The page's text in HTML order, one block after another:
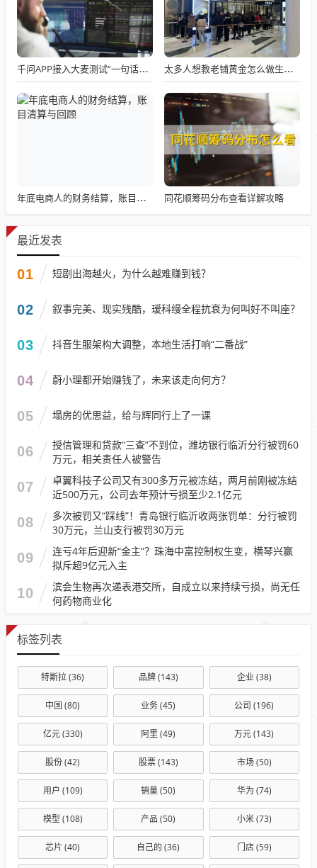
千问APP接入大麦测试“一句话买电影票” 太多人想教老铺黄金怎么做生意了
年底电商人的财务结算，账目清算与回顾 同花顺筹码分布查看详解攻略
最近发表
01 短剧出海越火，为什么越难赚到钱？
02 叙事完美、现实残酷，瑷科缦全程抗衰为何叫好不叫座？
03 抖音生服架构大调整，本地生活打响“二番战”
04 蔚小理都开始赚钱了，未来该走向何方？
05 塌房的优思益，给与辉同行上了一课
06
授信管理和贷款“三查”不到位，潍坊银行临沂分行被罚60
万元，相关责任人被警告
07
卓翼科技子公司又有300多万元被冻结，两月前刚被冻结
近500万元，公司去年预计亏损至少2.1亿元
08
多次被罚又“踩线”！青岛银行临沂收两张罚单：分行被罚
30万元，兰山支行被罚30万元
09
连亏4年后迎新“金主”？珠海中富控制权生变，横琴兴赢
拟斥超9亿元入主
10
滨会生物再次递表港交所，自成立以来持续亏损，尚无任
何药物商业化
标签列表
特斯拉(36) 品牌(143) 企业(38)
中国 (80) 业务(45) 公司 (196)
亿元(330) 阿里 (49) 万元(143)
股份(42) 股票(143) 市场(50)
用户 (109) 销量(50) 华为 (74)
模型 (108) 产品 (50) 小米(73)
芯片 (40) 自己的 (36) 门店(59)